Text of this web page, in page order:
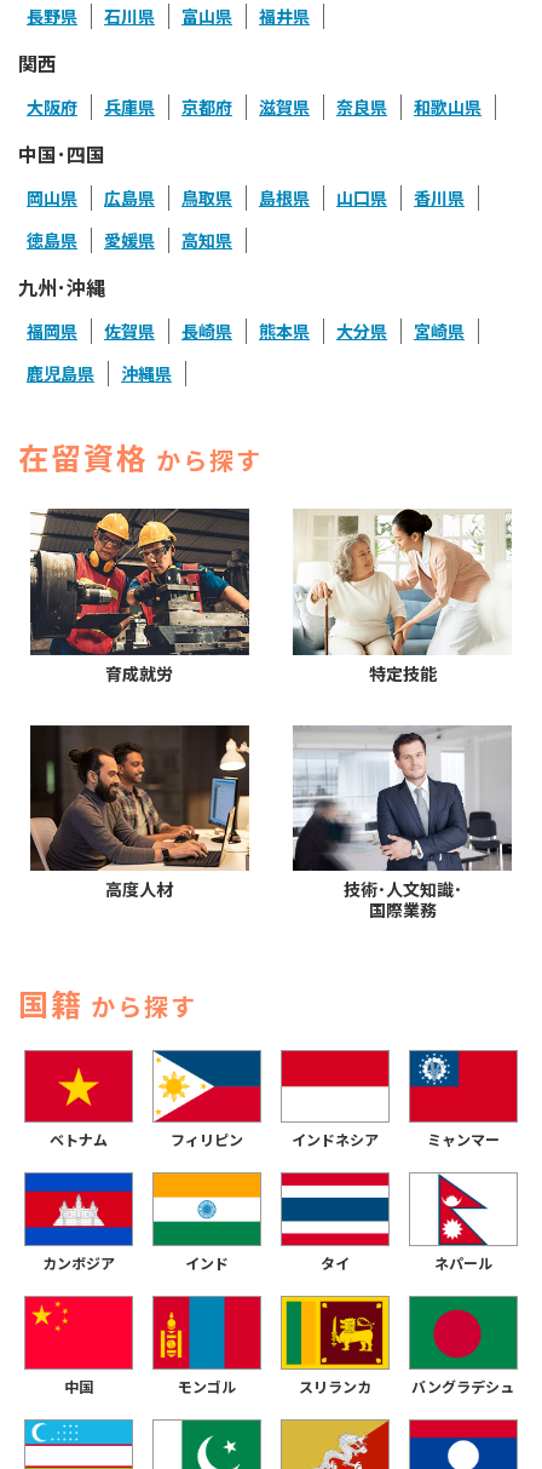
長野県 石川県 富山県 福井県
関西
大阪府 兵庫県 京都府 滋賀県 奈良県 和歌山県
中国･四国
岡山県 広島県 鳥取県 島根県 山口県
香川県
徳島県
愛媛県 高知県
九州･沖縄
福岡県 佐賀県 長崎県 熊本県 大分県
宮崎県
鹿児島県
沖縄県
在留資格 から探す
育成就労 特定技能
高度人材
技術･人文知識･
国際業務
国籍 から探す
ベトナム フィリピン インドネシア ミャンマー
カンボジア インド タイ ネパール
中国 モンゴル スリランカ バングラデシュ